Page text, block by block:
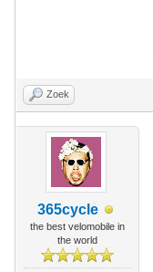
Zoek
365cycle
the best velomobile in
the world